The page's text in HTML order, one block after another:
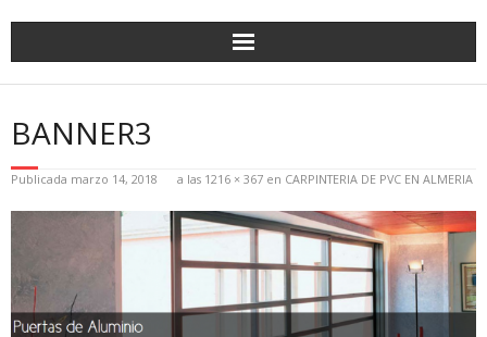
BANNER3
Publicada marzo 14, 2018 a las 1216 × 367 en CARPINTERIA DE PVC EN ALMERIA